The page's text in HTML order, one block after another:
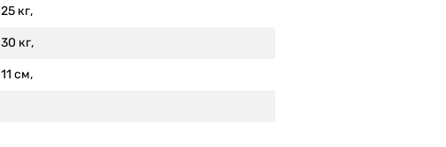
25 кг,
30 кг,
11 см,